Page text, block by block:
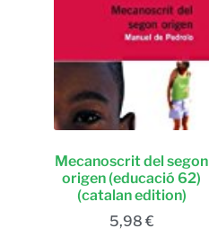
Mecanoscrit del segon
origen (educació 62)
(catalan edition)
5,98 €